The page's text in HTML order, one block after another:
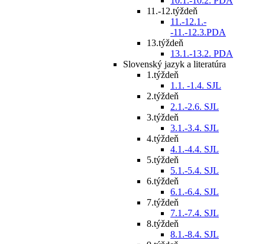
11.-12.týždeň
11.-12.1.-
-11.-12.3.PDA
13.týždeň
13.1.-13.2. PDA
Slovenský jazyk a literatúra
1.týždeň
1.1. -1.4. SJL
2.týždeň
2.1.-2.6. SJL
3.týždeň
3.1.-3.4. SJL
4.týždeň
4.1.-4.4. SJL
5.týždeň
5.1.-5.4. SJL
6.týždeň
6.1.-6.4. SJL
7.týždeň
7.1.-7.4. SJL
8.týždeň
8.1.-8.4. SJL